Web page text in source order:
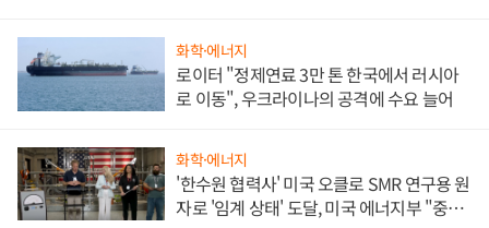
화학·에너지
로이터 "정제연료 3만 톤 한국에서 러시아
로 이동", 우크라이나의 공격에 수요 늘어
화학·에너지
'한수원 협력사' 미국 오클로 SMR 연구용 원
자로 '임계 상태' 도달, 미국 에너지부 "중요